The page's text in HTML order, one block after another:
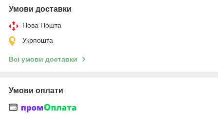
Умови доставки
Нова Пошта
Укрпошта
Всі умови доставки
Умови оплати